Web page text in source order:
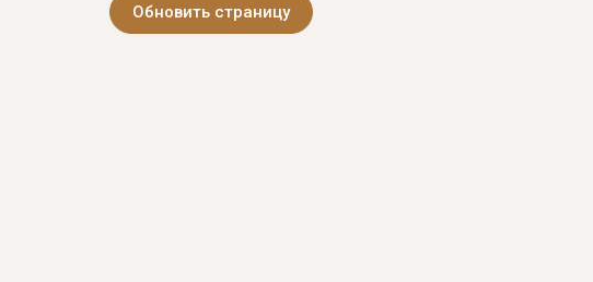
Обновить страницу